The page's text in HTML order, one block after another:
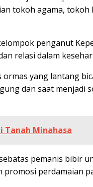
tokoh agama,
penganut
relasi dalam
yang lantang
dan saat
Tanah Minahasa
pemanis
promosi